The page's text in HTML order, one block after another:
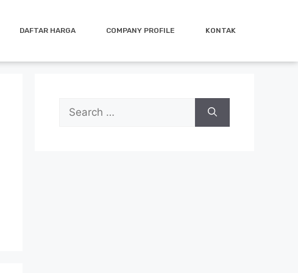
DAFTAR HARGA COMPANY PROFILE KONTAK